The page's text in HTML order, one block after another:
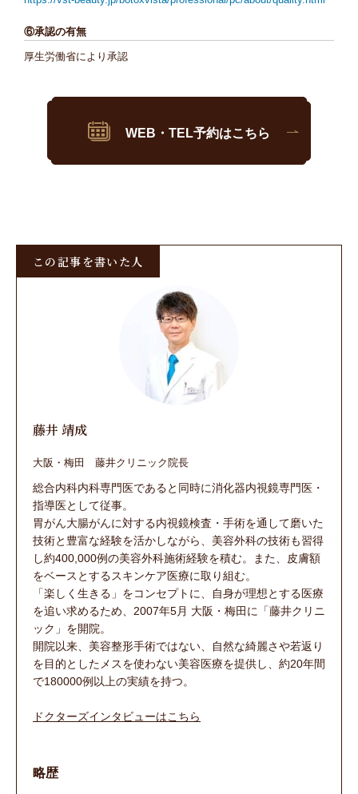
⑥承認の有無
厚生労働省により承認
WEB・TEL予約はこちら
この記事を書いた人
藤井 靖成
大阪・梅田 藤井クリニック院長
総合内科内科専門医であると同時に消化器内視鏡専門医・
指導医として従事。
胃がん大腸がんに対する内視鏡検査・手術を通して磨いた
技術と豊富な経験を活かしながら、美容外科の技術も習得
し約400,000例の美容外科施術経験を積む。また、皮膚額
をベースとするスキンケア医療に取り組む。
「楽しく生きる」をコンセプトに、自身が理想とする医療
を追い求めるため、2007年5月 大阪・梅田に「藤井クリニ
ック」を開院。
開院以来、美容整形手術ではない、自然な綺麗さや若返り
を目的としたメスを使わない美容医療を提供し、約20年間
で180000例以上の実績を持つ。
ドクターズインタビューはこちら
略歴